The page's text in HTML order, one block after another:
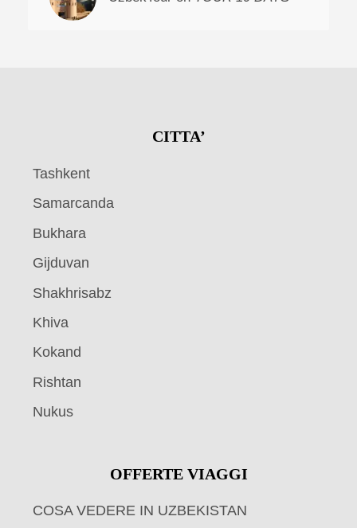
CITTA’
Tashkent
Samarcanda
Bukhara
Gijduvan
Shakhrisabz
Khiva
Kokand
Rishtan
Nukus
OFFERTE VIAGGI
COSA VEDERE IN UZBEKISTAN